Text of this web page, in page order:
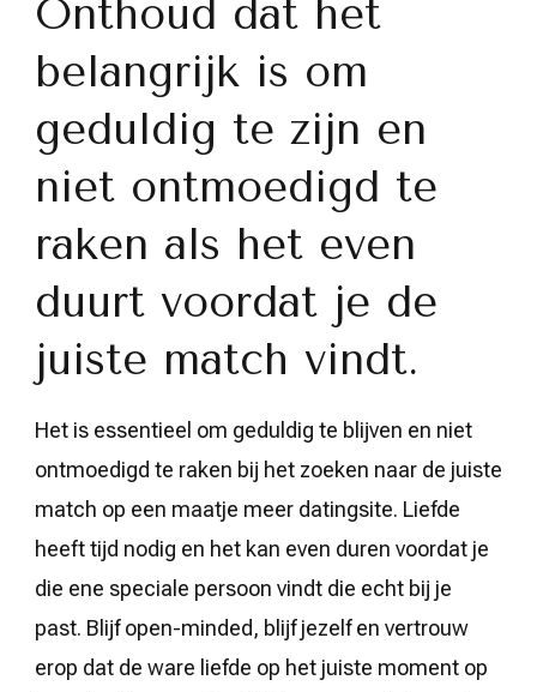
Onthoud dat het
belangrijk is om
geduldig te zijn en
niet ontmoedigd te
raken als het even
duurt voordat je de
juiste match vindt.
Het is essentieel om geduldig te blijven en niet
ontmoedigd te raken bij het zoeken naar de juiste
match op een maatje meer datingsite. Liefde
heeft tijd nodig en het kan even duren voordat je
die ene speciale persoon vindt die echt bij je
past. Blijf open-minded, blijf jezelf en vertrouw
erop dat de ware liefde op het juiste moment op